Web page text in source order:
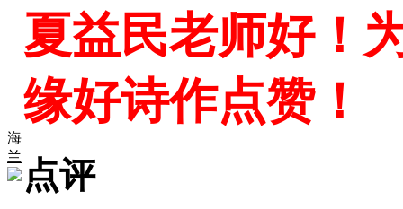
海
兰
夏益民老师好！
缘好诗作点赞！
点评